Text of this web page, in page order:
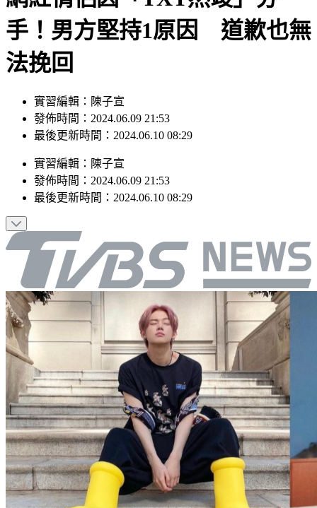
手！男方堅持1原因 道歉也無
法挽回
發佈時間：2024.06.09 21:53
最後更新時間：2024.06.10 08:29
發佈時間： 2024.06.09 21:53
最後更新時間：2024.06.10 08:29